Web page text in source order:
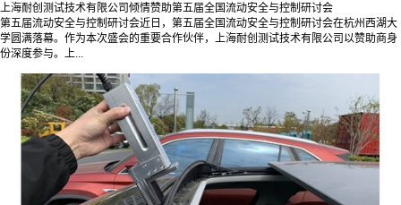
上海耐创测试技术有限公司倾情赞助第五届全国流动安全与控制研讨会
第五届流动安全与控制研讨会近日，第五届全国流动安全与控制研讨会在杭州西湖大
学圆满落幕。作为本次盛会的重要合作伙伴，上海耐创测试技术有限公司以赞助商身
份深度参与。上...